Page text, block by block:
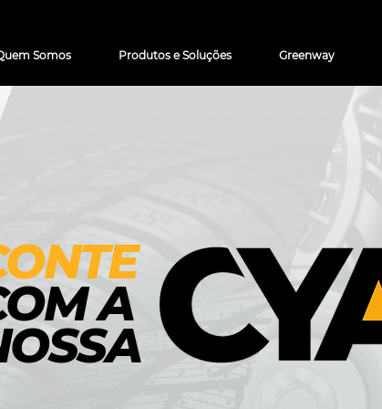
Somos Produtos e Soluções Greenway
A